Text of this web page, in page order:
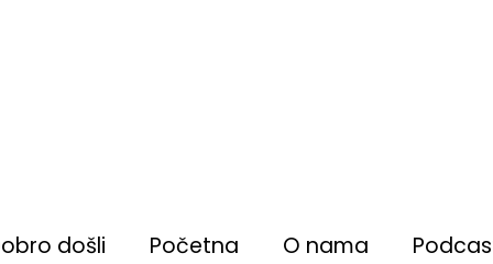
došli Početna O nama